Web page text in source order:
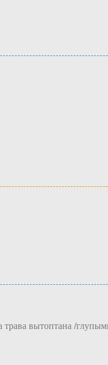
трава вытоптана /